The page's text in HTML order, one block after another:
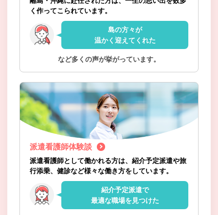
く作ってこられています。
島の方々が
温かく迎えてくれた
など多くの声が挙がっています。
派遣看護師体験談
派遣看護師として働かれる方は、紹介予定派遣や旅
行添乗、健診など様々な働き方をしています。
紹介予定派遣で
最適な職場を見つけた